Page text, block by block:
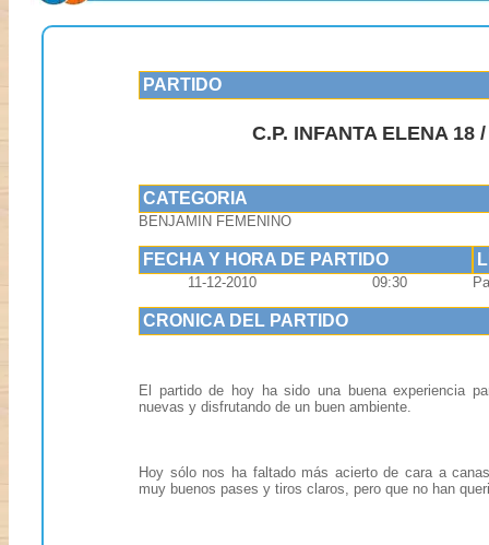
PARTIDO
C.P. INFANTA ELENA
CATEGORIA
BENJAMIN FEMENINO
FECHA Y HORA DE PARTIDO
11-12-2010 09:30
CRONICA DEL PARTIDO
El partido de hoy ha sido una buena experiencia
nuevas y disfrutando de un buen ambiente.
Hoy sólo nos ha faltado más acierto de cara a
muy buenos pases y tiros claros, pero que no han